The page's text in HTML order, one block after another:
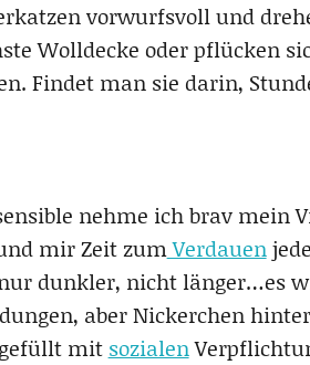
vorwurfsvoll und
Wolldecke oder pflücken
Findet man sie darin,
nehme ich brav mein
mir Zeit zumVerdauen
dunkler, nicht länger…es
aber Nickerchen
gefüllt mit sozialen